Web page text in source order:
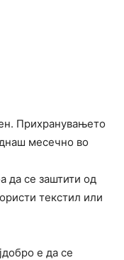
Прихранувањето
месечно во
да се заштити од
текстил или
е да се